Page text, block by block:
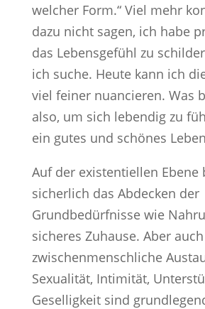
welcher Form.“ Viel mehr
dazu nicht sagen, ich habe
das Lebensgefühl zu
ich suche. Heute kann ich
viel feiner nuancieren. Was
also, um sich lebendig zu
ein gutes und schönes
Auf der existentiellen Ebene
sicherlich das Abdecken der
Grundbedürfnisse wie
sicheres Zuhause. Aber
zwischenmenschliche
Sexualität, Intimität,
Geselligkeit sind